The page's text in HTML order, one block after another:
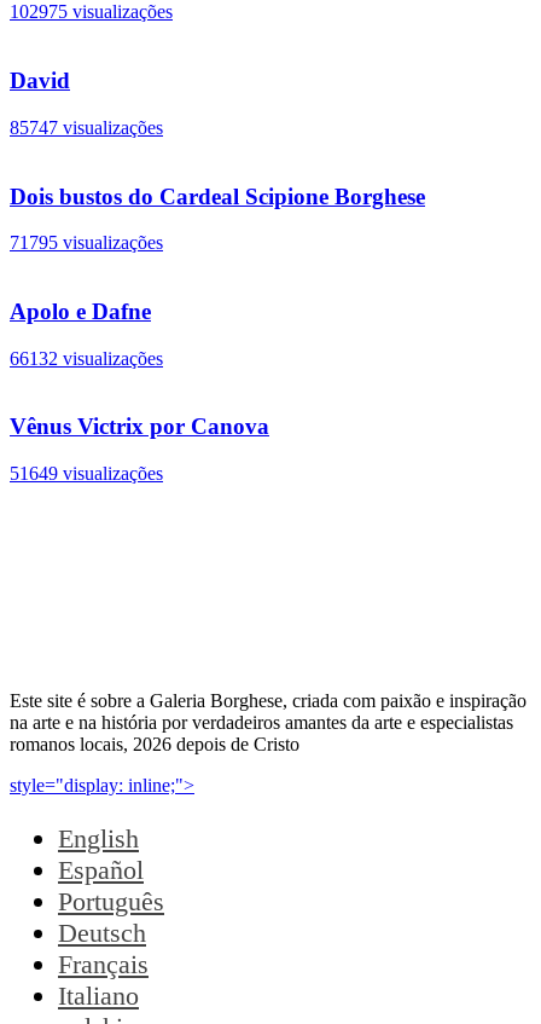
102975 visualizações
David
85747 visualizações
Dois bustos do Cardeal Scipione Borghese
71795 visualizações
Apolo e Dafne
66132 visualizações
Vênus Victrix por Canova
51649 visualizações
Este site é sobre a Galeria Borghese, criada com paixão e inspiração
na arte e na história por verdadeiros amantes da arte e especialistas
romanos locais, 2026 depois de Cristo
style="display: inline;">
English
Español
Português
Deutsch
Français
Italiano